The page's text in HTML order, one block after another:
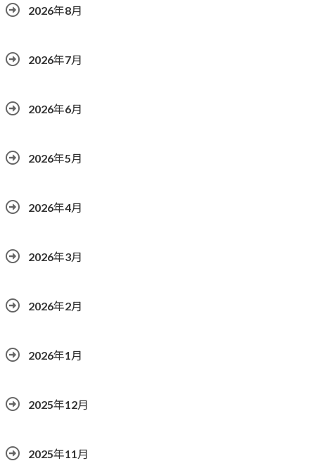
2026年8月
2026年7月
2026年6月
2026年5月
2026年4月
2026年3月
2026年2月
2026年1月
2025年12月
2025年11月